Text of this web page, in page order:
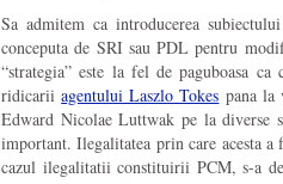
Sa admitem ca introducerea
conceputa de SRI sau PDL pentru
“strategia” este la fel de paguboasa
ridicariiagentului Laszlo Tokes pana la
Edward Nicolae Luttwak pe la diverse
important. Ilegalitatea prin care acesta
cazul ilegalitatii constituirii PCM, s-a